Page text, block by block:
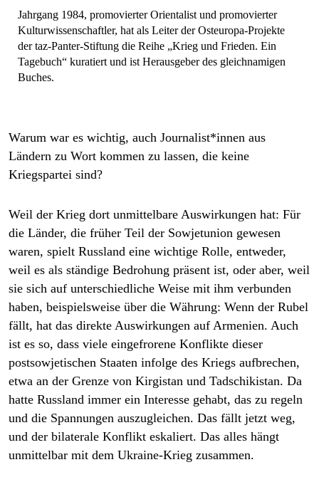
Jahrgang 1984, promovierter Orientalist und promovierter
Kulturwissenschaftler, hat als Leiter der Osteuropa-Projekte
der taz-Panter-Stiftung die Reihe „Krieg und Frieden. Ein
Tagebuch“ kuratiert und ist Herausgeber des gleichnamigen
Buches.
Warum war es wichtig, auch Jour­na­lis­t*in­nen aus
Ländern zu Wort kommen zu lassen, die keine
Kriegspartei sind?
Weil der Krieg dort unmittelbare Auswirkungen hat: Für
die Länder, die früher Teil der Sowjetunion gewesen
waren, spielt Russland eine wichtige Rolle, entweder,
weil es als ständige Bedrohung präsent ist, oder aber, weil
sie sich auf unterschiedliche Weise mit ihm verbunden
haben, beispielsweise über die Währung: Wenn der Rubel
fällt, hat das direkte Auswirkungen auf Armenien. Auch
ist es so, dass viele eingefrorene Konflikte dieser
postsowjetischen Staaten infolge des Kriegs aufbrechen,
etwa an der Grenze von Kirgistan und Tadschikistan. Da
hatte Russland immer ein Interesse gehabt, das zu regeln
und die Spannungen auszugleichen. Das fällt jetzt weg,
und der bilaterale Konflikt eskaliert. Das alles hängt
unmittelbar mit dem Ukraine-Krieg zusammen.